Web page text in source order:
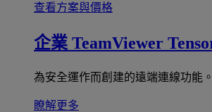
查看方案與價格
企業 TeamViewer
為安全運作而創建的遠端連線功能。
瞭解更多